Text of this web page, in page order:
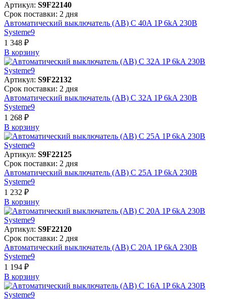
Артикул: S9F22140
Срок поставки: 2 дня
Автоматический выключатель (АВ) C 40A 1P 6kA 230В
Systeme9
1 348 ₽
В корзинy
Артикул: S9F22132
Срок поставки: 2 дня
Автоматический выключатель (АВ) C 32A 1P 6kA 230В
Systeme9
1 268 ₽
В корзинy
Артикул: S9F22125
Срок поставки: 2 дня
Автоматический выключатель (АВ) C 25A 1P 6kA 230В
Systeme9
1 232 ₽
В корзинy
Артикул: S9F22120
Срок поставки: 2 дня
Автоматический выключатель (АВ) C 20A 1P 6kA 230В
Systeme9
1 194 ₽
В корзинy